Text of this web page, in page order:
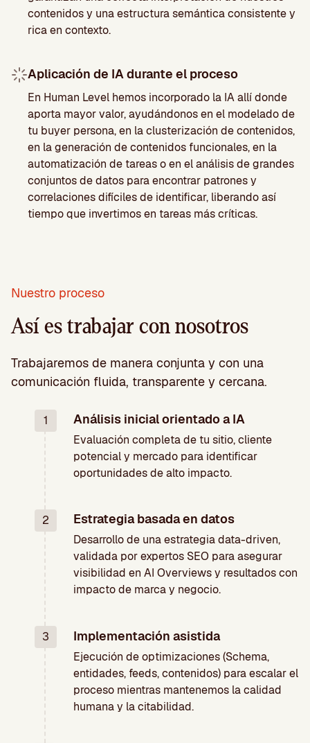
contenidos y una estructura semántica consistente y
rica en contexto.
Aplicación de IA durante el proceso
En Human Level hemos incorporado la IA allí donde
aporta mayor valor, ayudándonos en el modelado de
tu buyer persona, en la clusterización de contenidos,
en la generación de contenidos funcionales, en la
automatización de tareas o en el análisis de grandes
conjuntos de datos para encontrar patrones y
correlaciones difíciles de identificar, liberando así
tiempo que invertimos en tareas más críticas.
Nuestro proceso
Así es trabajar con nosotros
Trabajaremos de manera conjunta y con una
comunicación fluida, transparente y cercana.
1 Análisis inicial orientado a IA
Evaluación completa de tu sitio, cliente
potencial y mercado para identificar
oportunidades de alto impacto.
2 Estrategia basada en datos
Desarrollo de una estrategia data-driven,
validada por expertos SEO para asegurar
visibilidad en AI Overviews y resultados con
impacto de marca y negocio.
3 Implementación asistida
Ejecución de optimizaciones (Schema,
entidades, feeds, contenidos) para escalar el
proceso mientras mantenemos la calidad
humana y la citabilidad.